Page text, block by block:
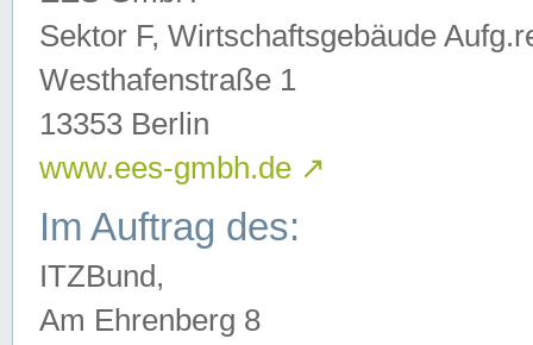
Sektor F, Wirtschaftsgebäude
Westhafenstraße 1
13353 Berlin
www.ees-gmbh.de ↗
Im Auftrag des:
ITZBund,
Am Ehrenberg 8